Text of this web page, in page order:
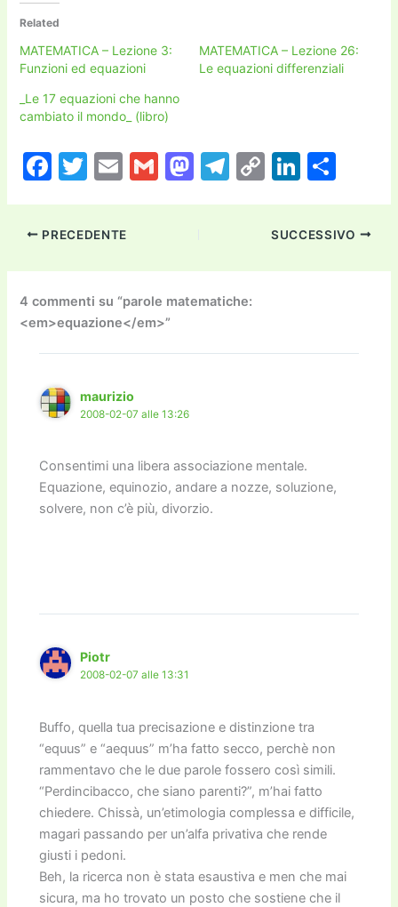
Related
MATEMATICA – Lezione 3:
Funzioni ed equazioni
MATEMATICA – Lezione 26:
Le equazioni differenziali
_Le 17 equazioni che hanno
cambiato il mondo_ (libro)
F
c
e
b
o
o
k
T
itt
er
E
ai
l
G
M
d
o
T
a
m
C
p
y
Li
Li
k
e
dI
n
di
vi
PRECEDENTE SUCCESSIVO
4 commenti su “parole matematiche:
<em>equazione</em>”
maurizio
2008-02-07 alle 13:26
Consentimi una libera associazione mentale.
Equazione, equinozio, andare a nozze, soluzione,
solvere, non c’è più, divorzio.
Piotr
2008-02-07 alle 13:31
Buffo, quella tua precisazione e distinzione tra
“equus” e “aequus” m’ha fatto secco, perchè non
rammentavo che le due parole fossero così simili.
“Perdincibacco, che siano parenti?”, m’hai fatto
chiedere. Chissà, un’etimologia complessa e difficile,
magari passando per un’alfa privativa che rende
giusti i pedoni.
Beh, la ricerca non è stata esaustiva e men che mai
sicura, ma ho trovato un posto che sostiene che il